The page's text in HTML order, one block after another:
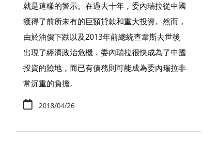
就是這樣的警示。在過去十年，委內瑞拉從中國
獲得了前所未有的巨額貸款和重大投資。然而，
由於油價下跌以及2013年前總統查韋斯去世後
出現了經濟政治危機，委內瑞拉很快成為了中國
投資的險地，而已有債務則可能成為委內瑞拉非
常沉重的負擔。
2018/04/26